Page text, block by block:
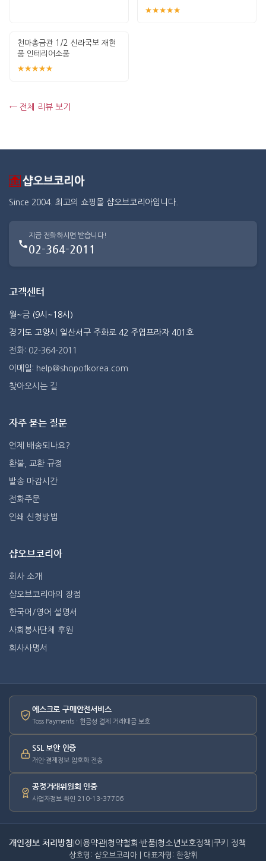
★★★★★
천마총금관 1/2 신라국보 재현
품 인테리어소품
★★★★★
← 전체 리뷰 보기
Since 2004. 최고의 쇼핑몰 샵오브코리아입니다.
지금 전화하시면 받습니다!
02-364-2011
고객센터
월~금 (9시~18시)
경기도 고양시 일산서구 주화로 42 주엽프라자 401호
전화: 02-364-2011
이메일: help@shopofkorea.com
찾아오시는 길
자주 묻는 질문
언제 배송되나요?
환불, 교환 규정
발송 마감시간
전화주문
인쇄 신청방법
샵오브코리아
회사 소개
샵오브코리아의 장점
한국어/영어 설명서
사회봉사단체 후원
회사사명서
에스크로 구매안전서비스
Toss Payments · 현금성 결제 거래대금 보호
SSL 보안 인증
개인·결제정보 암호화 전송
공정거래위원회 인증
사업자정보 확인 210-13-37706
개인정보 처리방침 이용약관 청약철회·반품 청소년보호정책 쿠키 정책
상호명: 샵오브코리아 | 대표자명: 한창휘